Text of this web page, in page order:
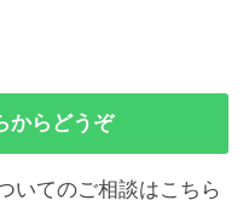
からどうぞ
いてのご相談はこちら